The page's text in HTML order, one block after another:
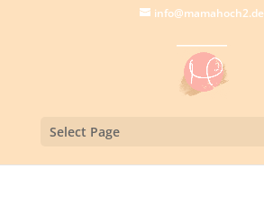
info@mamahoch2.de
Select Page